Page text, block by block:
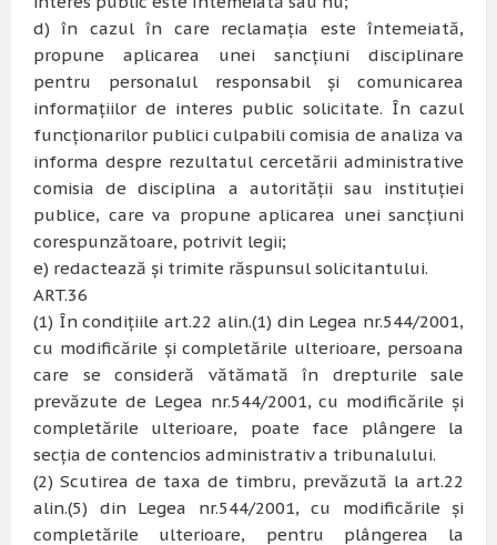
d) în cazul în care reclamaţia este întemeiată,
propune aplicarea unei sancţiuni disciplinare
pentru personalul responsabil şi comunicarea
informaţiilor de interes public solicitate. În cazul
funcţionarilor publici culpabili comisia de analiza va
informa despre rezultatul cercetării administrative
comisia de disciplina a autorităţii sau instituţiei
publice, care va propune aplicarea unei sancţiuni
corespunzătoare, potrivit legii;
e) redactează şi trimite răspunsul solicitantului.
ART.36
(1) În condiţiile art.22 alin.(1) din Legea nr.544/2001,
cu modificările şi completările ulterioare, persoana
care se consideră vătămată în drepturile sale
prevăzute de Legea nr.544/2001, cu modificările şi
completările ulterioare, poate face plângere la
secţia de contencios administrativ a tribunalului.
(2) Scutirea de taxa de timbru, prevăzută la art.22
alin.(5) din Legea nr.544/2001, cu modificările şi
completările ulterioare, pentru plângerea la